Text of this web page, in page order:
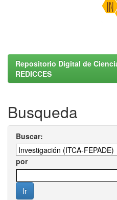
Repositorio Digital de
REDICCES
Busqueda
Buscar:
por